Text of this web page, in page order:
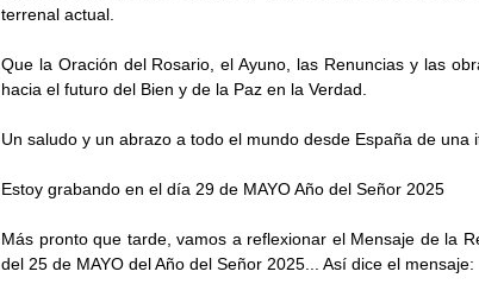
terrenal actual.
Que la Oración del Rosario, el Ayuno, las Renuncias y las
hacia el futuro del Bien y de la Paz en la Verdad.
Un saludo y un abrazo a todo el mundo desde España de una
Estoy grabando en el día 29 de MAYO Año del Señor 2025
Más pronto que tarde, vamos a reflexionar el Mensaje de la
del 25 de MAYO del Año del Señor 2025... Así dice el mensaje: